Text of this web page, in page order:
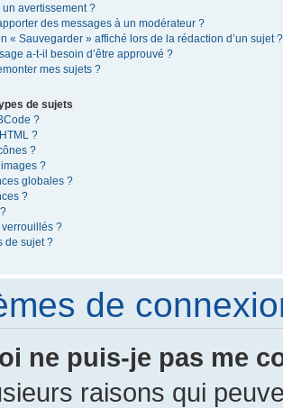
avertissement ?
des messages à un modérateur ?
« Sauvegarder » affiché lors de la rédaction d’un sujet ?
a-t-il besoin d’être approuvé ?
mes sujets ?
de sujets
?
?
?
?
globales ?
?
?
de sujet ?
de
ne puis-je pas me
raisons qui